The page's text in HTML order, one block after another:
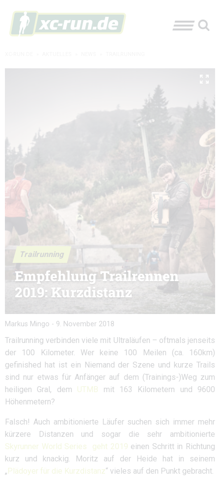
Trailrunning
Empfehlung Trailrennen
2019: Kurzdistanz
Markus Mingo - 9. November 2018
Trailrunning verbinden viele mit Ultraläufen – oftmals jenseits
der 100 Kilometer. Wer keine 100 Meilen (ca. 160km)
gefinished hat ist ein Niemand der Szene und kurze Trails
sind nur etwas für Anfänger auf dem (Trainings-)Weg zum
heiligen Gral, dem UTMB mit 163 Kilometern und 9600
Höhenmetern?
Falsch! Auch ambitionierte Läufer suchen sich immer mehr
kürzere Distanzen und sogar die sehr ambitionierte
Skyrunner World Series geht 2019 einen Schritt in Richtung
kurz und knackig. Moritz auf der Heide hat in seinem
„Plädoyer für die Kurzdistanz“ vieles auf den Punkt gebracht.